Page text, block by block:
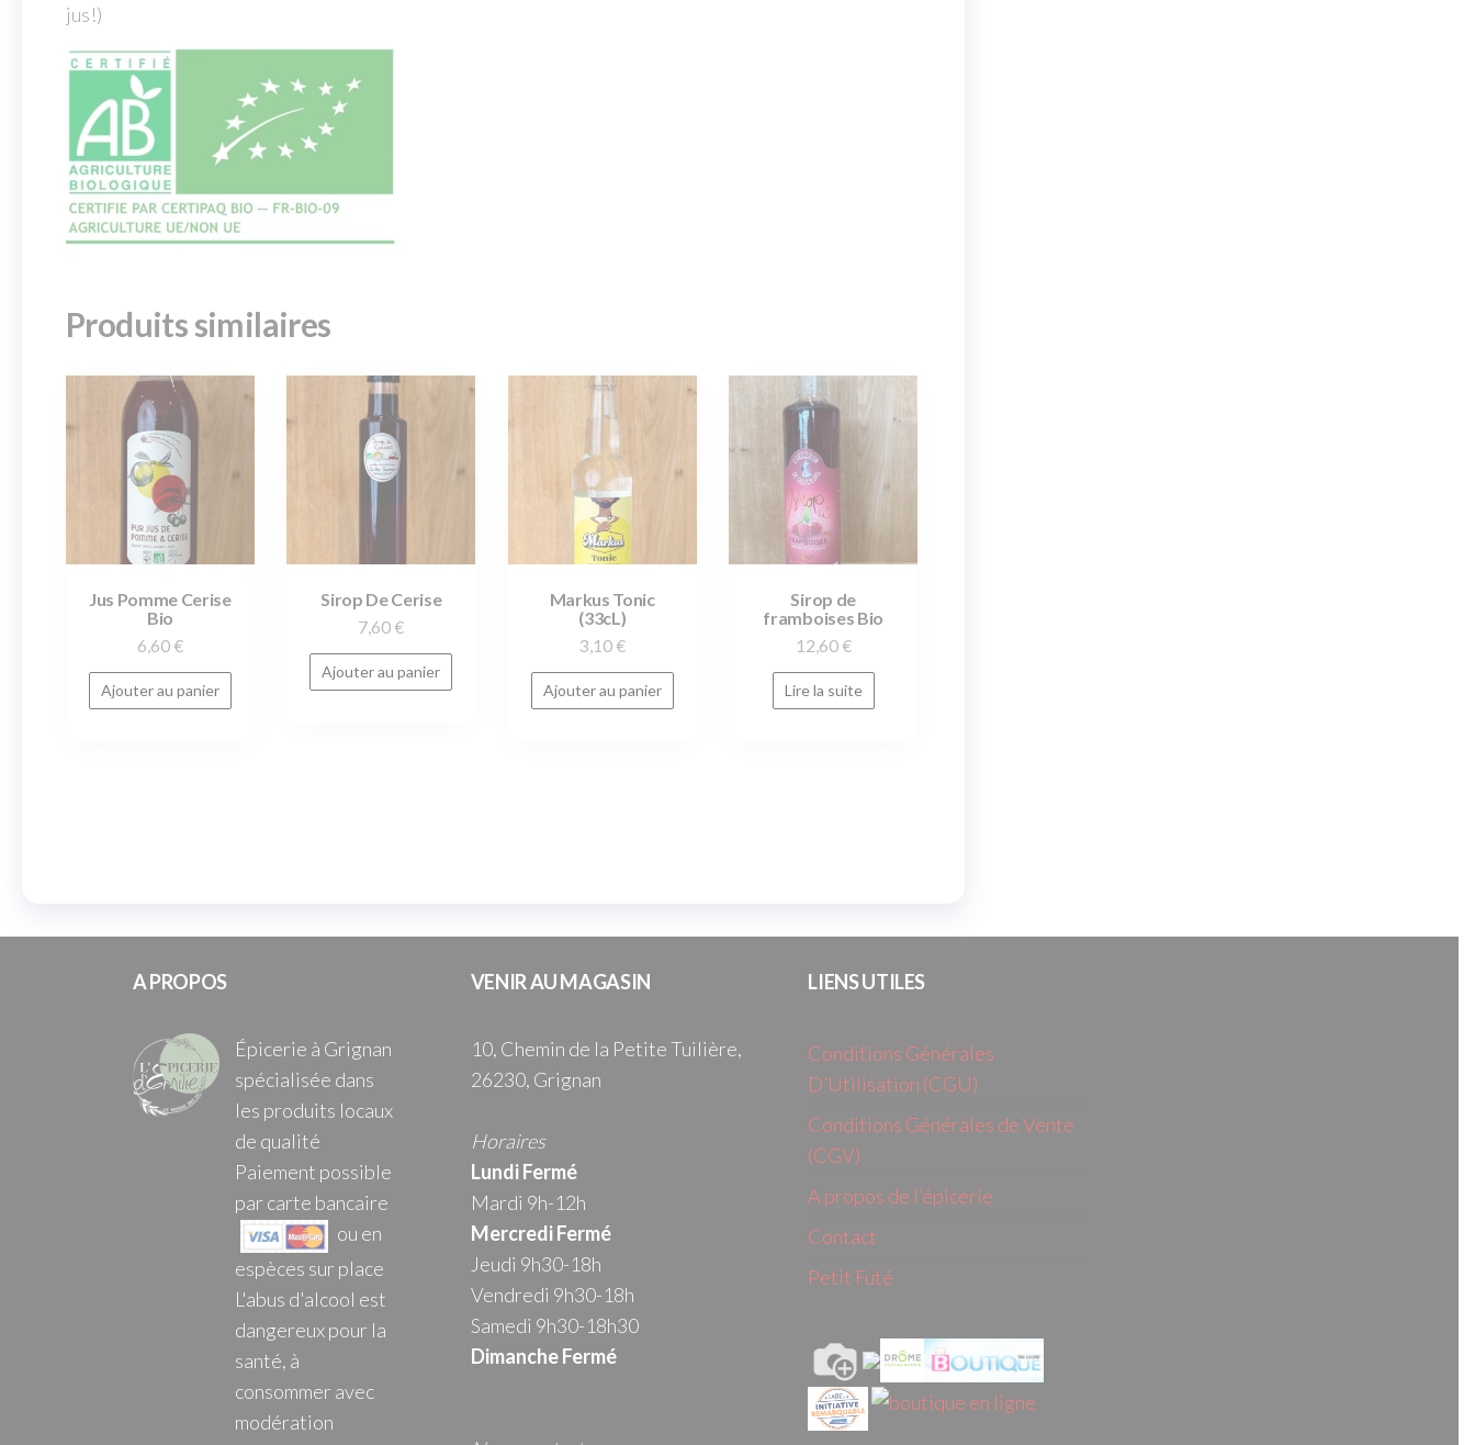
jus!)
Produits similaires
Jus Pomme Cerise
Bio
6,60 €
Ajouter au panier
Sirop De Cerise
7,60 €
Ajouter au panier
Markus Tonic
(33cL)
3,10 €
Ajouter au panier
Sirop de
framboises Bio
12,60 €
Lire la suite
A PROPOS VENIR AU MAGASIN LIENS UTILES
Épicerie à Grignan
spécialisée dans
les produits locaux
de qualité
Paiement possible
par carte bancaire
ou en
espèces sur place
L'abus d'alcool est
dangereux pour la
santé, à
consommer avec
modération
10, Chemin de la Petite Tuilière,
26230, Grignan
Horaires
Lundi Fermé
Mardi 9h-12h
MercrediFermé
Jeudi 9h30-18h
Vendredi 9h30-18h
Samedi 9h30-18h30
Dimanche Fermé
Conditions Générales
D’Utilisation (CGU)
Conditions Générales de Vente
(CGV)
A propos de l’épicerie
Contact
Petit Futé